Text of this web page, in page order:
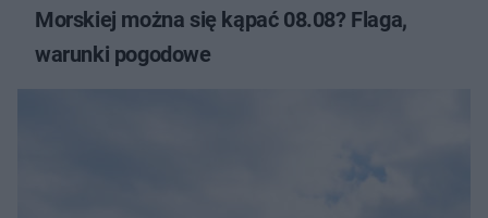
Morskiej można się kąpać 08.08? Flaga,
warunki pogodowe